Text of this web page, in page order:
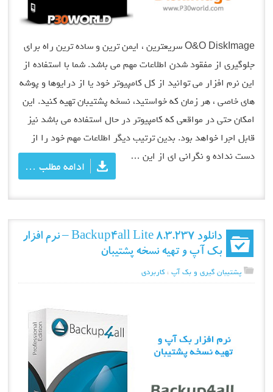
O&O DiskImage سریعترین ، ایمن ترین و ساده ترین راه برای
جلوگیری از مفقود شدن اطلاعات مهم می باشد. شما با استفاده از
این نرم افزار می توانید از کل کامپیوتر خود یا از درایوها و پوشه
های خاصی ، هر زمان که خواستید، نسخه پشتیبان تهیه کنید. این
امکان حتی در مواقعی که کامپیوتر در حال استفاده می باشد نیز
قابل اجرا خواهد بود. بدین ترتیب دیگر اطلاعات مهم خود را از
دست نداده و نگرانی ای از این …
ادامه مطلب …
دانلود Backup4all Lite 8.3.237 – نرم افزار
بک آپ و تهیه نسخه پشتیبان
پشتیبان گیری و بک آپ ،کاربردی